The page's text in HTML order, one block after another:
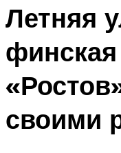
Летняя
своими